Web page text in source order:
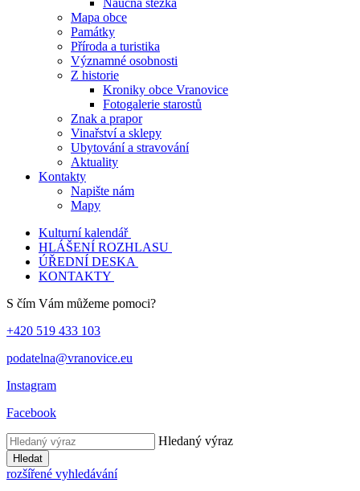
Naučná stezka
Mapa obce
Památky
Příroda a turistika
Významné osobnosti
Z historie
Kroniky obce Vranovice
Fotogalerie starostů
Znak a prapor
Vinařství a sklepy
Ubytování a stravování
Aktuality
Kontakty
Napište nám
Mapy
Kulturní kalendář
HLÁŠENÍ ROZHLASU
ÚŘEDNÍ DESKA
KONTAKTY
S čím Vám můžeme pomoci?
+420 519 433 103
podatelna@vranovice.eu
Instagram
Facebook
Hledaný výraz
Hledat
rozšířené vyhledávání